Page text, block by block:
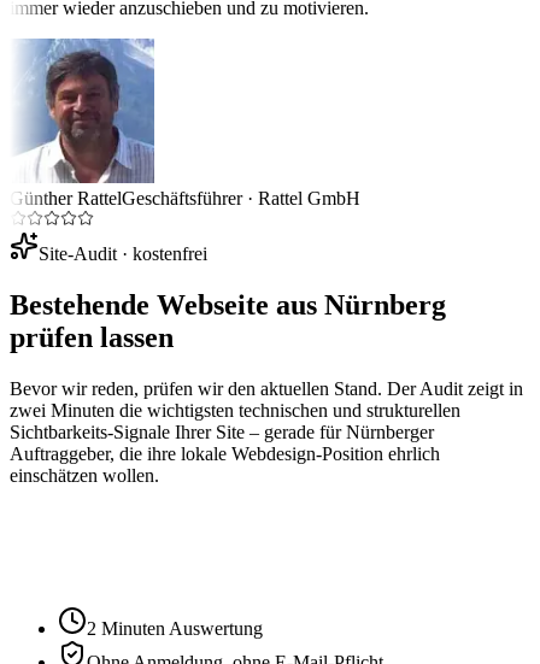
immer wieder anzuschieben und zu motivieren.
Günther RattelGeschäftsführer· Rattel GmbH
Site-Audit · kostenfrei
Bestehende Webseite aus Nürnberg
prüfen lassen
Bevor wir reden, prüfen wir den aktuellen Stand. Der Audit zeigt in
zwei Minuten die wichtigsten technischen und strukturellen
Sichtbarkeits-Signale Ihrer Site – gerade für Nürnberger
Auftraggeber, die ihre lokale Webdesign-Position ehrlich
einschätzen wollen.
2 Minuten Auswertung